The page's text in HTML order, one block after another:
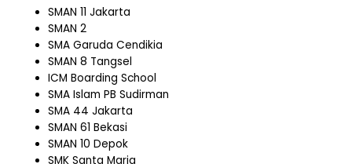
SMAN 11 Jakarta
SMAN 2
SMA Garuda Cendikia
SMAN 8 Tangsel
ICM Boarding School
SMA Islam PB Sudirman
SMA 44 Jakarta
SMAN 61 Bekasi
SMAN 10 Depok
SMK Santa Maria